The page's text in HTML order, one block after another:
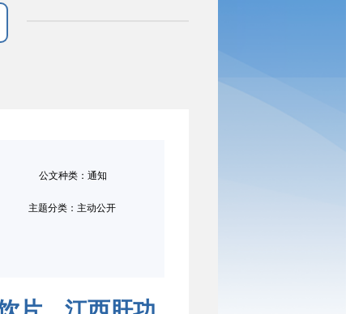
公文种类：通知
主题分类：主动公开